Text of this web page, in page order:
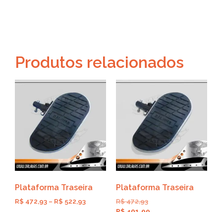
Produtos relacionados
Plataforma Traseira
R$ 472,93 – R$ 522,93
Plataforma Traseira
R$472,93